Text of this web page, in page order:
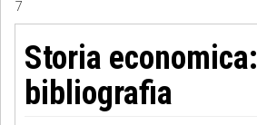
Filosofia
7
Storia economica:
bibliografia